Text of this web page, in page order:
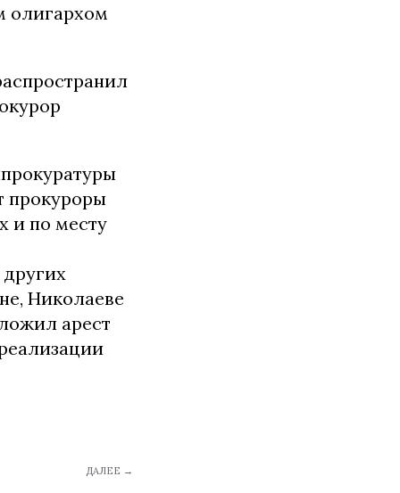
олигархом
прокуроры
и по месту
Николаеве
арест
ДАЛЕЕ →